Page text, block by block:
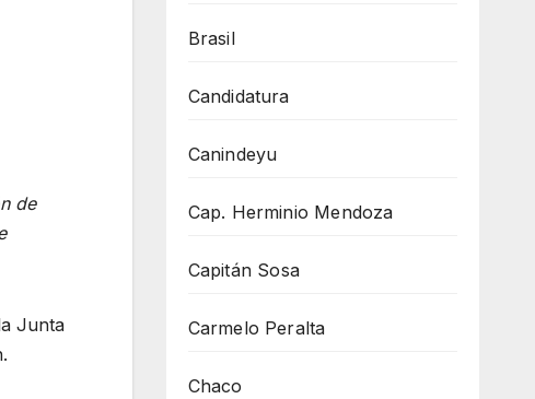
de
Junta
Brasil
Candidatura
Canindeyu
Cap. Herminio Mendoza
Capitán Sosa
Carmelo Peralta
Chaco